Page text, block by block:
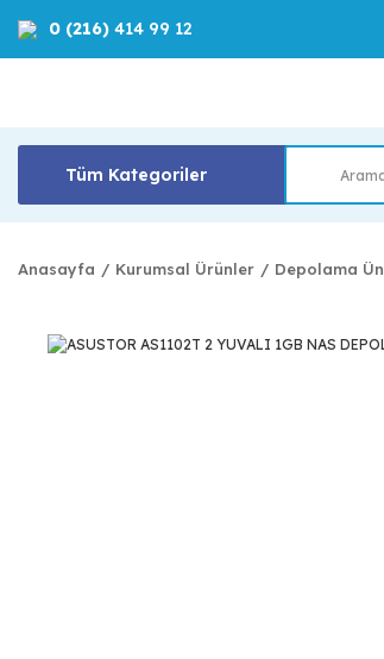
0 (216) 414 99 12
Tüm Kategoriler
Anasayfa Kurumsal Ürünler Depolama